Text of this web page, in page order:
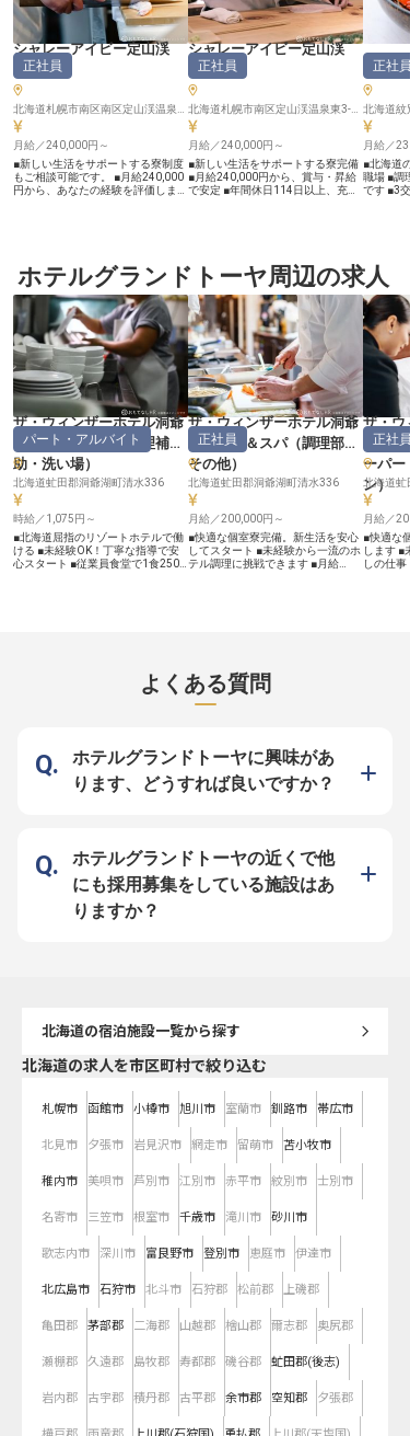
シャレーアイビー定山渓
（和食）
正社員
月給／240,000円～
■新しい生活をサポートする寮制度
もご相談可能です。 ■月給240,000
円から、あなたの経験を評価しま
道の豊かな自然に囲まれた地で、お
客様に心温まる和食を提供しません
か。旬の食材を活かし、一品一品に
真心を込めることで、訪れるお客様
に忘れられない食体験を創造してい
ます。 私たちは、お料理を通じて
日本の美しい四季と文化を伝え、お
客様の旅の思い出をより一層豊かな
ものにすることを目指しています。
あなたの繊細な技術と情熱が、お客
様の笑顔に繋がるやりがいを感じら
れる環境です。 ーー【経験を活か
し、成長できる温かい職場環境】
当施設では、和食調理の経験をお持
ちの方を歓迎し、あなたの技術と知
識を存分に発揮できる環境を整えて
います。経験に応じてスーパーバイ
ザーとしてのキャリアパスもご用意
しており、将来を見据えた成長が可
能です。 日々の業務を通じて、さ
らなるスキルアップを目指せるだけ
でなく、チームワークを大切にする
温かい職場で、互いに高め合いなが
ら働くことができます。昇給・賞与
シャレーアイビー定山渓
（和食）
正社員
月給／240,000円～
■新しい生活をサポートする寮完備
■月給240,000円から、賞与・昇給
で安定 ■年間休日114日以上、充実
最高の和食体験を提供しませんか。
旬の食材を活かし、五感で味わう料
理を通じて、忘れられない思い出を
演出するお仕事です。 お客様の笑
顔のために、一品一品心を込めて調
理する喜びを感じられます。 経験
豊富な仲間と共に、日本の伝統的な
食文化を世界に発信するやりがいを
実感してください。 ーー【和食の
技を磨き、キャリアを築く理想の環
境】 当施設では、和食調理の経験
を活かし、さらにスキルアップでき
る環境が整っています。 原価計算
や発注、在庫管理、そしてメニュー
立案まで、幅広い業務に携わること
で、料理人としての総合的な能力を
高めることができます。 昇給や賞
与で日頃の頑張りをしっかり評価
し、年間休日も充実。 新しい地で
の生活をサポートする寮も完備して
おり、安心して長く働ける職場で
す。
ホテル
正社員
北海道紋
月給／
■北海道
職場 ■調
です ■3
しません
新鮮な食
おもてな
ながら
けます。
ーライ
り。調
ならで
る環境
い！」
ームワー
技術が輝
では、
長できる
仕込みか
を存分に
代シフト
ライベー
形制度
る職場
海道の美
据えて
ながら
ホテルグランドトーヤ周辺の求人
ザ・ウィンザーホテル洞爺
リゾート＆スパ（ 調理補
助・洗い場）
パート・アルバイト
北海道虻田郡洞爺湖町清水336
時給／1,075円～
■北海道屈指のリゾートホテルで働
ける ■未経験OK！丁寧な指導で安
心スタート ■従業員食堂で1食250
のひとときをお届けするために、あ
なたの力が必要です！ レストラン
の「おもてなし」を支える大切な役
割なのです！ ーー【あなたらしく
働ける！充実の待遇とワークライフ
バランス】 シフト制で無理なく働
など、働きやすさを考えた環境が整
っています。U・Iターンをお考えの
方も大歓迎！ 洞爺湖の美しい景色
とともに、新しい一歩を踏み出しま
せんか？ ※2025年09月08日時点の
ザ・ウィンザーホテル洞爺
リゾート＆スパ（調理部門
その他）
正社員
北海道虻田郡洞爺湖町清水336
月給／200,000円～
■快適な個室寮完備。新生活を安心
してスタート ■未経験から一流のホ
テル調理に挑戦できます ■月給
様に忘れられない感動をお届けする
ため、個性豊かなシェフたちが腕を
振るい、洗練された料理の数々を提
で、あなたもその一員として、お客
様の笑顔を創造する喜びを感じてみ
ませんか。 ーー【未経験からプロ
へ。成長を支える充実の環境】 調
します。仕込みから調理、そして調
理用具の洗浄まで、一つひとつの業
務を通じて確かなスキルを身につけ
られる環境です。また、快適な個室
ザ・ウ
リゾー
ーパー
ン）
正社員
北海道虻
月給／
■快適な
します ■
しの仕
導いたし
タート
ル間の送
よくある質問
ホテルグランドトーヤに興味があ
ります、どうすれば良いですか？
ホテルグランドトーヤの近くで他
にも採用募集をしている施設はあ
りますか？
北海道の宿泊施設一覧から探す
北海道の求人を市区町村で絞り込む
札幌市 函館市 小樽市 旭川市 室蘭市 釧路市 帯広市
北見市 夕張市 岩見沢市 網走市 留萌市 苫小牧市
稚内市 美唄市 芦別市 江別市 赤平市 紋別市 士別市
名寄市 三笠市 根室市 千歳市 滝川市 砂川市
歌志内市 深川市 富良野市 登別市 恵庭市 伊達市
北広島市 石狩市 北斗市 石狩郡 松前郡 上磯郡
亀田郡 茅部郡 二海郡 山越郡 檜山郡 爾志郡 奥尻郡
瀬棚郡 久遠郡 島牧郡 寿都郡 磯谷郡 虻田郡(後志)
岩内郡 古宇郡 積丹郡 古平郡 余市郡 空知郡 夕張郡